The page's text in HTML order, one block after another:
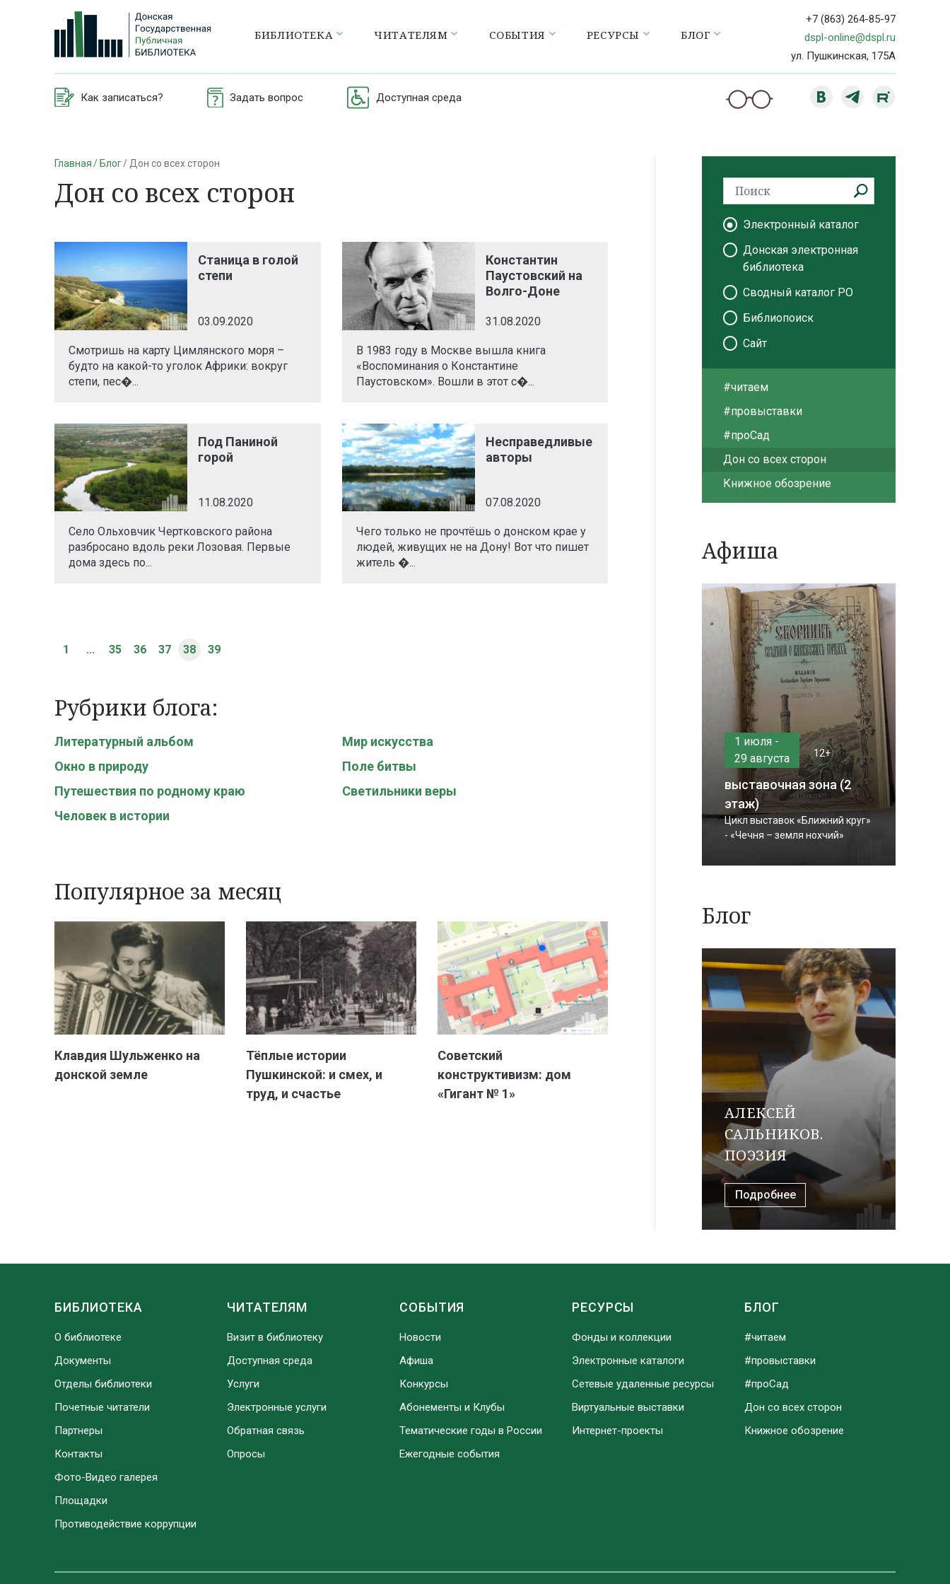
БИБЛИОТЕКА ЧИТАТЕЛЯМ СОБЫТИЯ РЕСУРСЫ БЛОГ
+7 (863) 264-85-97
dspl-online@dspl.ru
ул. Пушкинская, 175А
Как записаться? Задать вопрос Доступная среда
Главная Блог Дон со всех сторон
Дон со всех сторон
Станица в голой
степи
03.09.2020
Смотришь на карту Цимлянского моря –
будто на какой-то уголок Африки: вокруг
степи, пес�...
Константин
Паустовский на
Волго-Доне
31.08.2020
В 1983 году в Москве вышла книга
«Воспоминания о Константине
Паустовском». Вошли в этот с�...
Под Паниной
горой
11.08.2020
Село Ольховчик Чертковского района
разбросано вдоль реки Лозовая. Первые
дома здесь по...
Несправедливые
авторы
07.08.2020
Чего только не прочтёшь о донском крае у
людей, живущих не на Дону! Вот что пишет
житель �...
1 ... 35 36 37 38 39
Рубрики блога:
Литературный альбом
Мир искусства
Окно в природу
Поле битвы
Путешествия по родному краю
Светильники веры
Человек в истории
Популярное за месяц
Клавдия Шульженко на
донской земле
Тёплые истории
Пушкинской: и смех, и
труд, и счастье
Советский
конструктивизм: дом
«Гигант № 1»
Электронный каталог
Донская электронная
библиотека
Сводный каталог РО
Библиопоиск
Сайт
#читаем
#провыставки
#проСад
Дон со всех сторон
Книжное обозрение
Афиша
1 июля -
29 августа
12+
выставочная зона (2
этаж)
Цикл выставок «Ближний круг»
- «Чечня – земля нохчий»
Блог
АЛЕКСЕЙ
САЛЬНИКОВ.
ПОЭЗИЯ
Подробнее
БИБЛИОТЕКА
О библиотеке
Документы
Отделы библиотеки
Почетные читатели
Партнеры
Контакты
Фото-Видео галерея
Площадки
Противодействие коррупции
ЧИТАТЕЛЯМ
Визит в библиотеку
Доступная среда
Услуги
Электронные услуги
Обратная связь
Опросы
СОБЫТИЯ
Новости
Афиша
Конкурсы
Абонементы и Клубы
Тематические годы в России
Ежегодные события
РЕСУРСЫ
Фонды и коллекции
Электронные каталоги
Сетевые удаленные ресурсы
Виртуальные выставки
Интернет-проекты
БЛОГ
#читаем
#провыставки
#проСад
Дон со всех сторон
Книжное обозрение